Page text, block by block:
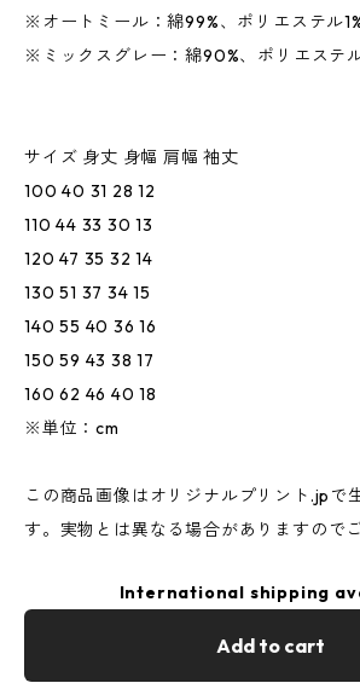
※オートミール：綿99%、ポリエステル
※ミックスグレー：綿90%、ポリエステ
サイズ 身丈 身幅 肩幅 袖丈
100 40 31 28 12
110 44 33 30 13
120 47 35 32 14
130 51 37 34 15
140 55 40 36 16
150 59 43 38 17
160 62 46 40 18
※単位：cm
この商品画像はオリジナルプリント.jpで
す。実物とは異なる場合がありますので
International shipping
Add to cart